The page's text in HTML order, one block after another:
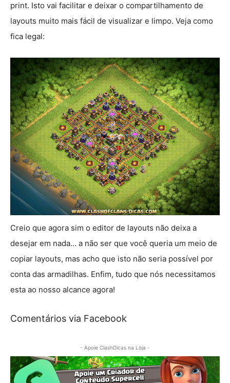
print. Isto vai facilitar e deixar o compartilhamento de
layouts muito mais fácil de visualizar e limpo. Veja como
fica legal:
Creio que agora sim o editor de layouts não deixa a
desejar em nada… a não ser que você queria um meio de
copiar layouts, mas acho que isto não seria possível por
conta das armadilhas. Enfim, tudo que nós necessitamos
esta ao nosso alcance agora!
Comentários via Facebook
- Apoie ClashDicas na Loja -